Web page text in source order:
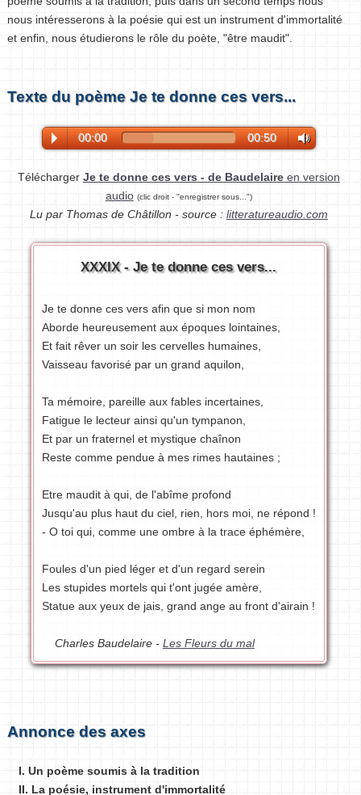
nous intéresserons à la poésie qui est un instrument d'immortalité
et enfin, nous étudierons le rôle du poète, "être maudit".
Texte du poème Je te donne ces vers...
00:00 00:50
Télécharger Je te donne ces vers - de Baudelaireen version
audio (clic droit - "enregistrer sous...")
Lu par Thomas de Châtillon - source : litteratureaudio.com
XXXIX - Je te donne ces vers...
Je te donne ces vers afin que si mon nom
Aborde heureusement aux époques lointaines,
Et fait rêver un soir les cervelles humaines,
Vaisseau favorisé par un grand aquilon,
Ta mémoire, pareille aux fables incertaines,
Fatigue le lecteur ainsi qu'un tympanon,
Et par un fraternel et mystique chaînon
Reste comme pendue à mes rimes hautaines ;
Etre maudit à qui, de l'abîme profond
Jusqu'au plus haut du ciel, rien, hors moi, ne répond !
- O toi qui, comme une ombre à la trace éphémère,
Foules d'un pied léger et d'un regard serein
Les stupides mortels qui t'ont jugée amère,
Statue aux yeux de jais, grand ange au front d'airain !
Charles Baudelaire - Les Fleurs du mal
Annonce des axes
I. Un poème soumis à la tradition
II. La poésie, instrument d'immortalité